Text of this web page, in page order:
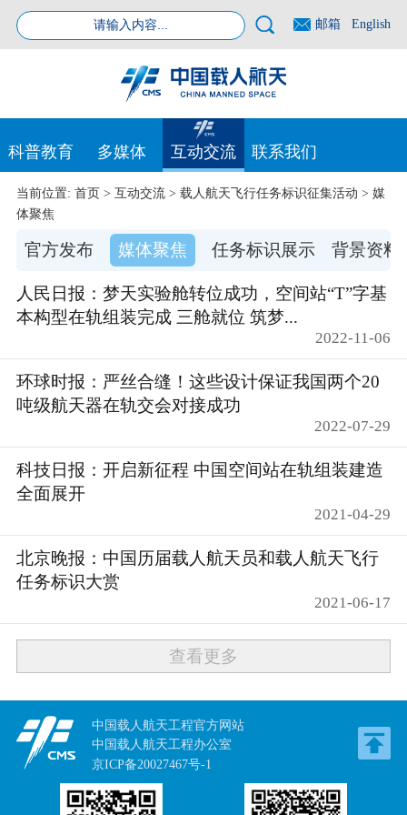
邮箱 English
科普教育 多媒体 互动交流 联系我们
官方发布 媒体聚焦 任务标识展示 背景资料
当前位置: 首页> 互动交流> 载人航天飞行任务标识征集活动 > 媒
体聚焦
人民日报：梦天实验舱转位成功，空间站“T”字基
本构型在轨组装完成 三舱就位 筑梦...
2022-11-06
环球时报：严丝合缝！这些设计保证我国两个20
吨级航天器在轨交会对接成功
2022-07-29
科技日报：开启新征程 中国空间站在轨组装建造
全面展开
2021-04-29
北京晚报：中国历届载人航天员和载人航天飞行
任务标识大赏
2021-06-17
查看更多
中国载人航天工程官方网站
中国载人航天工程办公室
京ICP备20027467号-1